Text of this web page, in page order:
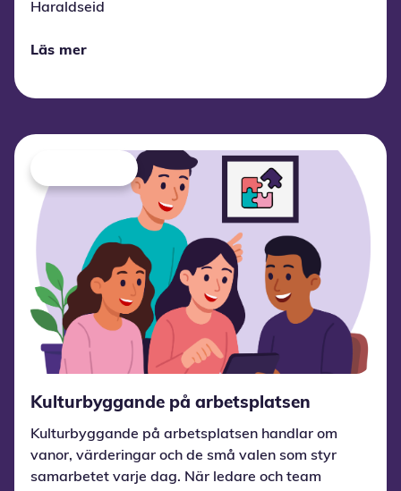
Haraldseid
Läs mer
Kulturbyggande på arbetsplatsen
Kulturbyggande på arbetsplatsen handlar om
vanor, värderingar och de små valen som styr
samarbetet varje dag. När ledare och team